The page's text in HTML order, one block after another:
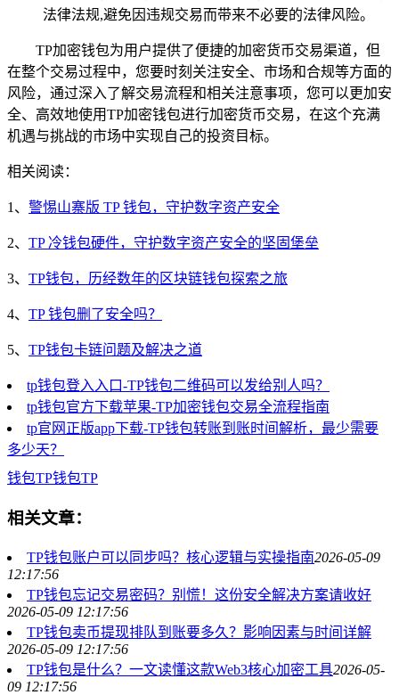
法律法规,避免因违规交易而带来不必要的法律风险。
TP加密钱包为用户提供了便捷的加密货币交易渠道，但
在整个交易过程中，您要时刻关注安全、市场和合规等方面的
风险，通过深入了解交易流程和相关注意事项，您可以更加安
全、高效地使用TP加密钱包进行加密货币交易，在这个充满
机遇与挑战的市场中实现自己的投资目标。
相关阅读：
1、 警惕山寨版 TP 钱包，守护数字资产安全
2、 TP 冷钱包硬件，守护数字资产安全的坚固堡垒
3、 TP钱包，历经数年的区块链钱包探索之旅
4、 TP 钱包删了安全吗？
5、 TP钱包卡链问题及解决之道
tp钱包登入入口-TP钱包二维码可以发给别人吗？
tp钱包官方下载苹果-TP加密钱包交易全流程指南
tp官网正版app下载-TP钱包转账到账时间解析，最少需要
多少天？
钱包TP钱包TP
相关文章：
TP钱包账户可以同步吗？核心逻辑与实操指南2026-05-09
12:17:56
TP钱包忘记交易密码？别慌！这份安全解决方案请收好
2026-05-09 12:17:56
TP钱包卖币提现排队到账要多久？影响因素与时间详解
2026-05-09 12:17:56
TP钱包是什么？一文读懂这款Web3核心加密工具2026-05-
09 12:17:56